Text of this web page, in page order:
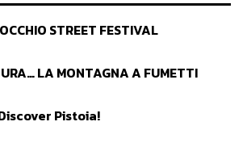
STREET FESTIVAL
LA MONTAGNA A FUMETTI
Pistoia!